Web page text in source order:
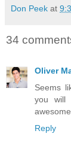
Don Peek at
34
Oliver
Seems
you will
Reply